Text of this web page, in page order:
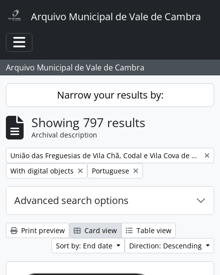
Arquivo Municipal de Vale de Cambra
Toggle navigation
Arquivo Municipal de Vale de Cambra
Narrow your results by:
Showing 797 results
Archival description
Remove filter:
União das Freguesias de Vila Chã, Codal e Vila Cova de Perrinho
Remove filter:
With digital objects Remove filter:
Portuguese
Advanced search options
Print preview Card view
Table view
Sort by: End date
Direction: Descending